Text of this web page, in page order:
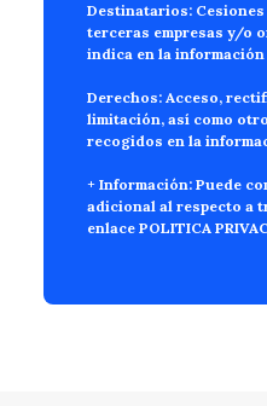
Destinatarios:
terceras empresas y/o
indica en la
Derechos: Acceso,
limitación, así como
recogidos en la
+ Información: Puede
adicional al respecto a
enlace POLITICA